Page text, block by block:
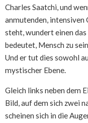
Charles Saatchi, und
anmutenden, intensiven
steht, wundert einen
bedeutet, Mensch zu
Und er tut dies sowohl
mystischer Ebene.
Gleich links neben dem
Bild, auf dem sich zwei
scheinen sich in die